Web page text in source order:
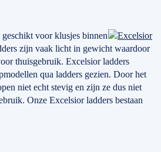
voor klusjes binnen
zijn vaak licht in gewicht waardoor
thuisgebruik. Excelsior ladders
qua ladders gezien. Door het
niet echt stevig en zijn ze dus niet
Onze Excelsior ladders bestaan